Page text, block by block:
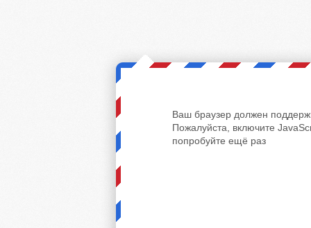
Ваш браузер должен
Пожалуйста, включите
попробуйте ещё раз